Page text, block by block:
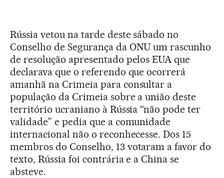
Rússia vetou na tarde deste sábado no
Conselho de Segurança da ONU um rascunho
de resolução apresentado pelos EUA que
declarava que o referendo que ocorrerá
amanhã na Crimeia para consultar a
população da Crimeia sobre a união deste
território ucraniano à Rússia “não pode ter
validade” e pedia que a comunidade
internacional não o reconhecesse. Dos 15
membros do Conselho, 13 votaram a favor do
texto, Rússia foi contrária e a China se
absteve.